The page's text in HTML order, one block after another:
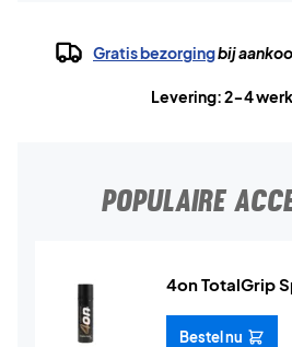
Gratis bezorgingbij
Levering: 2-4
POPULAIRE
4on TotalGrip
Bestel nu